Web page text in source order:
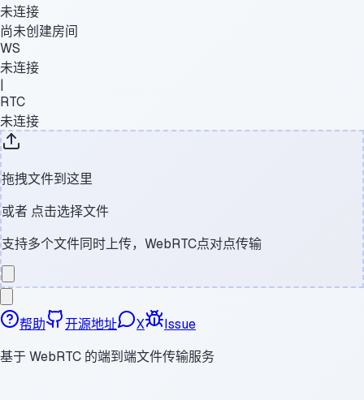
未连接
尚未创建房间
WS
未连接
|
RTC
未连接
拖拽文件到这里
或者 点击选择文件
支持多个文件同时上传，WebRTC点对点传输
帮助 开源地址 X
Issue
基于 WebRTC 的端到端文件传输服务